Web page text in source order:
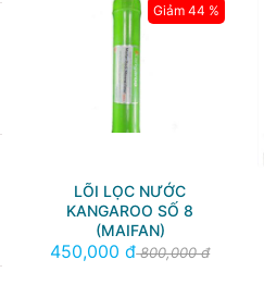
LÕI LỌC NƯỚC
KANGAROO SỐ 8
(MAIFAN)
450,000 đ800,000 đ
Giảm 44 %